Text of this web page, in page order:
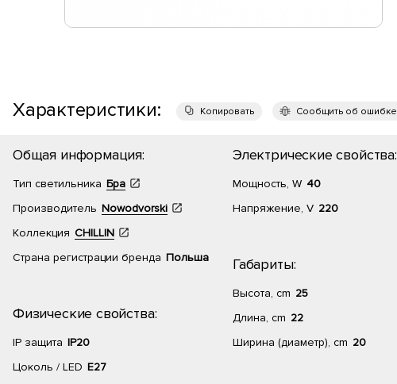
Характеристики: Копировать Сообщить об ошибке
Общая информация:
Тип светильника Бра
Производитель Nowodvorski
Коллекция CHILLIN
Страна регистрации бренда Польша
Физические свойства:
IP защита IP20
Цоколь / LED E27
Электрические свойства:
Мощность, W 40
Напряжение, V 220
Габариты:
Высота, cm 25
Длина, cm 22
Ширина (диаметр), cm 20